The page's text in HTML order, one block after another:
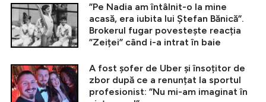
”Pe Nadia am întâlnit-o la mine
acasă, era iubita lui Ștefan Bănică”.
Brokerul fugar povestește reacția
”Zeiței” când i-a intrat în baie
A fost șofer de Uber și însoțitor de
zbor după ce a renunțat la sportul
profesionist: ”Nu mi-am imaginat în